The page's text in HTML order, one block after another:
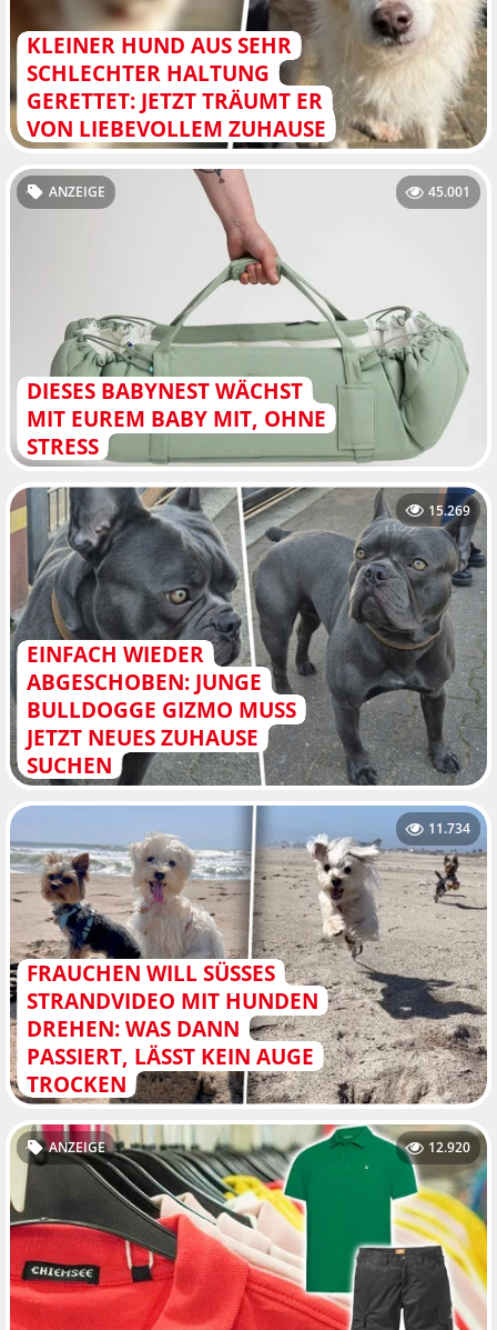
KLEINER HUND AUS SEHR
SCHLECHTER HALTUNG
GERETTET: JETZT TRÄUMT ER
VON LIEBEVOLLEM ZUHAUSE
DIESES BABYNEST WÄCHST
MIT EUREM BABY MIT, OHNE
STRESS
ANZEIGE 45.001
EINFACH WIEDER
ABGESCHOBEN: JUNGE
BULLDOGGE GIZMO MUSS
JETZT NEUES ZUHAUSE
SUCHEN
15.269
FRAUCHEN WILL SÜSSES S
TRANDVIDEO MIT HUNDEN D
REHEN: WAS DANN P
ASSIERT, LÄSST KEIN AUGE T
ROCKEN
11.734
ANZEIGE 12.920